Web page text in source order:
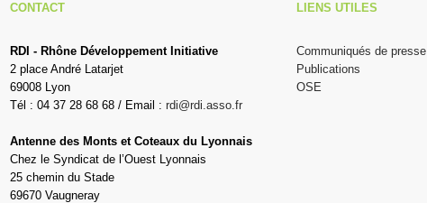
CONTACT
RDI - Rhône Développement Initiative
2 place André Latarjet
69008 Lyon
Tél : 04 37 28 68 68 / Email :rdi@rdi.asso.fr
Antenne des Monts et Coteaux du Lyonnais
Chez le Syndicat de l’Ouest Lyonnais
25 chemin du Stade
69670 Vaugneray
LIENS UTILES
Communiqués de presse
Publications
OSE